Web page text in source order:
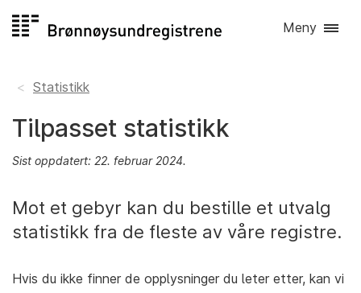
til
Meny
Statistikk
Tilpasset statistikk
Sist oppdatert: 22. februar 2024.
Mot et gebyr kan du bestille et utvalg
statistikk fra de fleste av våre registre.
Hvis du ikke finner de opplysninger du leter etter, kan vi